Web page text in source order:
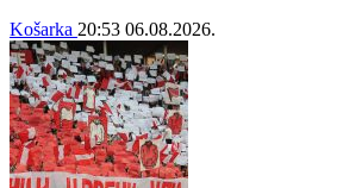
Košarka 20:53 06.08.2026.